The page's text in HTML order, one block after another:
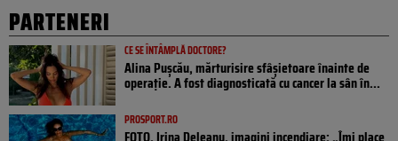
PARTENERI
CE SE ÎNTÂMPLĂ DOCTORE?
Alina Pușcău, mărturisire sfâșietoare înainte de
operație. A fost diagnosticată cu cancer la sân în...
PROSPORT.RO